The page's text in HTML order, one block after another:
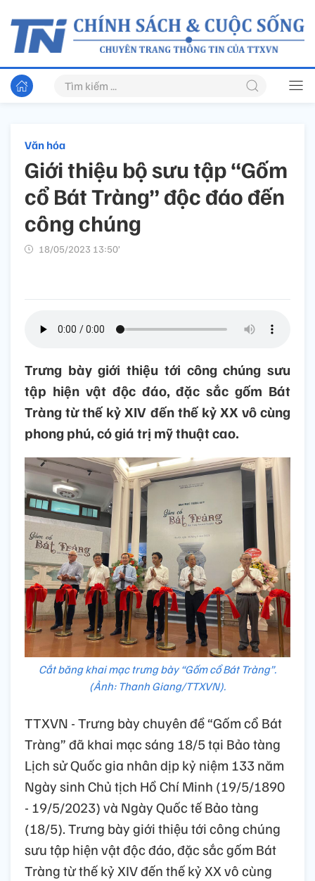
Văn hóa
Giới thiệu bộ sưu tập “Gốm
cổ Bát Tràng” độc đáo đến
công chúng
18/05/2023 13:50’
Trưng bày giới thiệu tới công chúng sưu
tập hiện vật độc đáo, đặc sắc gốm Bát
Tràng từ thế kỷ XIV đến thế kỷ XX vô cùng
phong phú, có giá trị mỹ thuật cao.
Cắt băng khai mạc trưng bày “Gốm cổ Bát Tràng”.
(Ảnh: Thanh Giang/TTXVN).
TTXVN - Trưng bày chuyên đề “Gốm cổ Bát
Tràng” đã khai mạc sáng 18/5 tại Bảo tàng
Lịch sử Quốc gia nhân dịp kỷ niệm 133 năm
Ngày sinh Chủ tịch Hồ Chí Minh (19/5/1890
- 19/5/2023) và Ngày Quốc tế Bảo tàng
(18/5). Trưng bày giới thiệu tới công chúng
sưu tập hiện vật độc đáo, đặc sắc gốm Bát
Tràng từ thế kỷ XIV đến thế kỷ XX vô cùng